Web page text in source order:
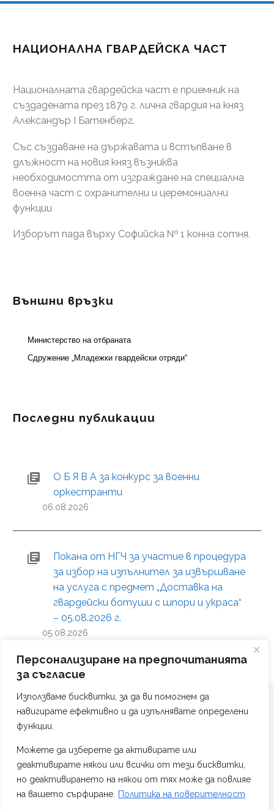
Персонализиране на предпочитанията
за съгласие
Използваме бисквитки, за да ви помогнем да
навигирате ефективно и да изпълнявате определени
функции.
Можете да изберете да активирате или
деактивирате някои или всички от тези бисквитки,
но деактивирането на някои от тях може да повлияе
на вашето сърфиране.
Политика на поверителност
НАЦИОНАЛНА ГВАРДЕЙСКА ЧАСТ
Националната гвардейска част е приемник на
създадената през 1879 г. лична гвардия на княз
Александър І Батенберг.
Със създаване на държавата и встъпване в
длъжност на новия княз възниква
необходимостта от изграждане на специална
военна част с охранителни и церемониални
функции
Изборът пада върху Софийска № 1 конна сотня.
Външни връзки
Министерство на отбраната
Сдружение „Младежки гвардейски отряди“
Последни публикации
О Б Я В А за конкурс за военни
оркестранти
06.08.2026
Покана от НГЧ за участие в процедура
за избор на изпълнител за извършване
на услуга с предмет „Доставка на
гвардейски ботуши с шпори и украса“
– 05.08.2026 г.
05.08.2026
Политика на поверителност
Изработка на сайт от #TAG Web Studio